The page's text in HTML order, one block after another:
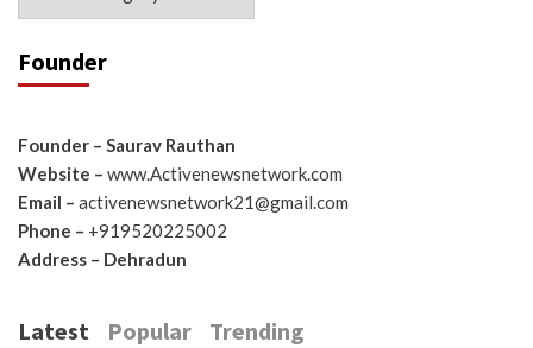
Founder
Founder – Saurav Rauthan
Website – www.Activenewsnetwork.com
Email – activenewsnetwork21@gmail.com
Phone – +919520225002
Address – Dehradun
Latest Popular Trending